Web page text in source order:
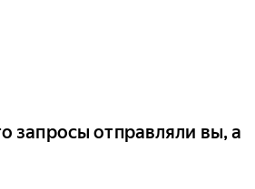
запросы отправляли вы, а